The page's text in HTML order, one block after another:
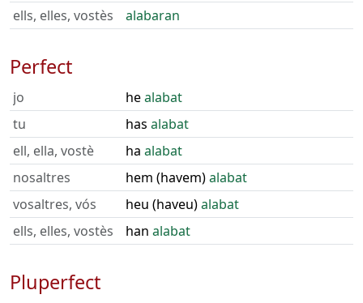
ells, elles, vostès alabaran
Perfect
jo healabat
tu
has alabat
ell, ella, vostè
ha alabat
nosaltres
hem (havem)alabat
vosaltres, vós
heu (haveu)alabat
ells, elles, vostès
han alabat
Pluperfect